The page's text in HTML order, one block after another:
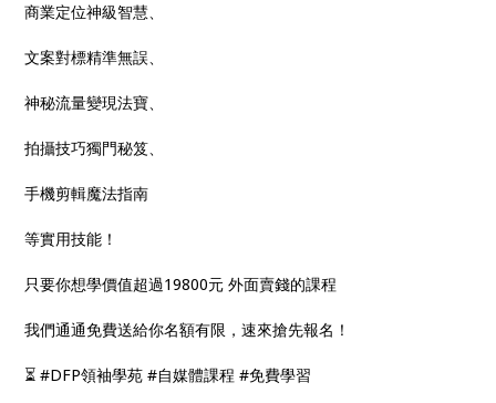
商業定位神級智慧、
文案對標精準無誤、
神秘流量變現法寶、
拍攝技巧獨門秘笈、
手機剪輯魔法指南
等實用技能！
只要你想學價值超過19800元 外面賣錢的課程
我們通通免費送給你名額有限，速來搶先報名！
⏳ #DFP領袖學苑 #自媒體課程 #免費學習